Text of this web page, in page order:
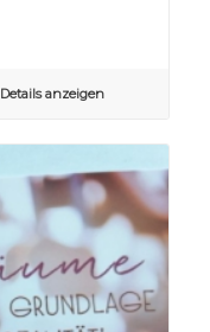
Details anzeigen